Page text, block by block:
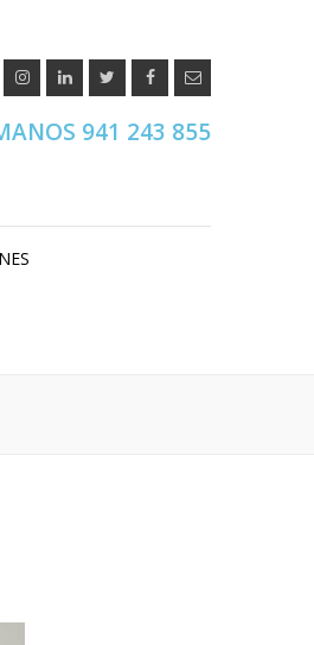
941 243 855